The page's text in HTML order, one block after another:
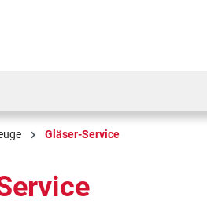
Gläser-Service